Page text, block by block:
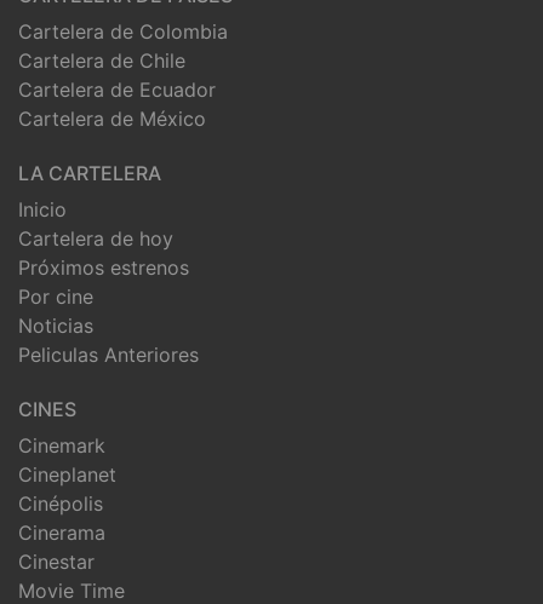
Cartelera de Colombia
Cartelera de Chile
Cartelera de Ecuador
Cartelera de México
LA CARTELERA
Inicio
Cartelera de hoy
Próximos estrenos
Por cine
Noticias
Peliculas Anteriores
CINES
Cinemark
Cineplanet
Cinépolis
Cinerama
Cinestar
Movie Time